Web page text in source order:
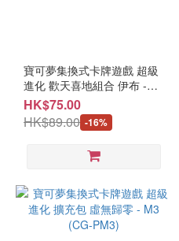
寶可夢集換式卡牌遊戲 超級
進化 歡天喜地組合 伊布 -
M3-PE (CG-PM3PE)
HK$75.00
HK$89.00 -16%